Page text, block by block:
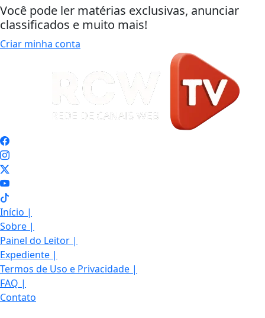
Você pode ler matérias exclusivas, anunciar
classificados e muito mais!
Criar minha conta
Início |
Sobre |
Painel do Leitor |
Expediente |
Termos de Uso e Privacidade |
FAQ |
Contato